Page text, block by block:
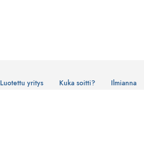
Luotettu yritys Kuka soitti? Ilmianna